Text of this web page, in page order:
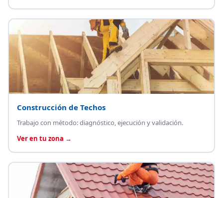
Construcción de Techos
Trabajo con método: diagnóstico, ejecución y validación.
Ver en tu zona →